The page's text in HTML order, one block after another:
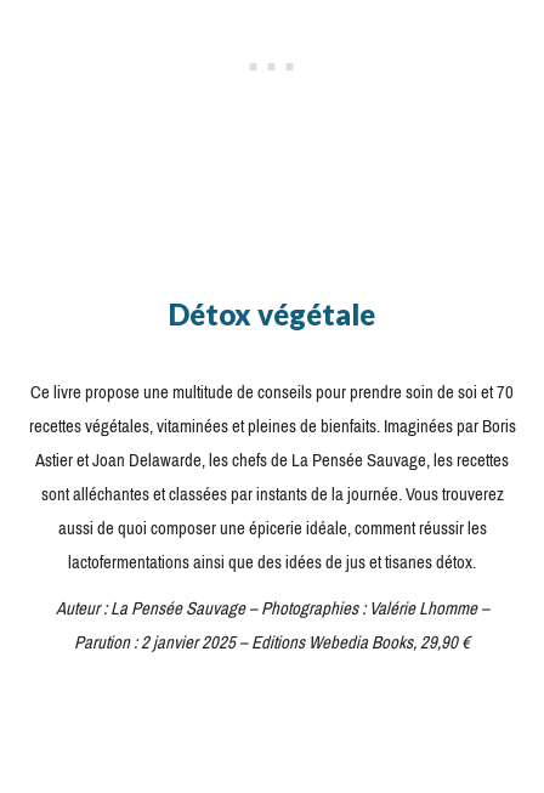
Détox végétale
Ce livre propose une multitude de conseils pour prendre soin de soi et 70
recettes végétales, vitaminées et pleines de bienfaits. Imaginées par Boris
Astier et Joan Delawarde, les chefs de La Pensée Sauvage, les recettes
sont alléchantes et classées par instants de la journée. Vous trouverez
aussi de quoi composer une épicerie idéale, comment réussir les
lactofermentations ainsi que des idées de jus et tisanes détox.
Auteur : La Pensée Sauvage – Photographies : Valérie Lhomme –
Parution : 2 janvier 2025 – Editions Webedia Books, 29,90 €